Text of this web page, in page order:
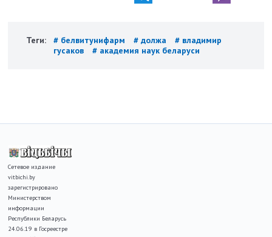
Теги: # белвитунифарм # должа
# владимир
гусаков
# академия наук беларуси
Сетевое издание
vitbichi.by
зарегистрировано
Министерством
информации
Республики Беларусь
24.06.19 в Госреестре